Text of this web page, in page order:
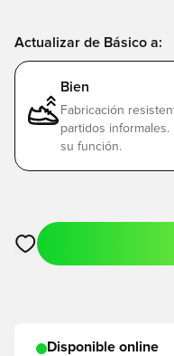
Actualizar de Básico a:
Bien
Fabricación
partidos
su función.
Abre un modal para
Disponible online